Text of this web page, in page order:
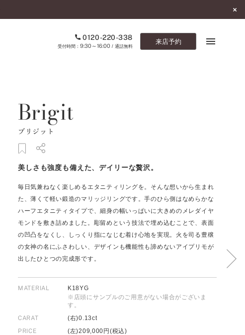
0120-220-338
9:30～16:00/ 通話無料
来店予約
0120-220-338
カタログ請求
お問い合わせ
Brigit
ブリジット
美しさも強度も備えた、デイリーな贅沢。
毎日気兼ねなく楽しめるエタニティリングを。そんな想いから生まれ
た、薄くて軽い鍛造のマリッジリングです。手のひら側はなめらかな
ハーフエタニティタイプで、細身の幅いっぱいに大きめのメレダイヤ
モンドを敷き詰めました。彫留めという技法で埋め込むことで、表面
の凹凸をなくし、しっくり指になじむ着け心地を実現。火を司る豊穣
の女神の名にふさわしい、デザインも機能性も諦めないアイプリモが
出したひとつの完成形です。
MATERIAL
K18YG
※店頭にサンプルのご用意がない場合がございま
す。
CARAT
(右)0.13ct
PRICE
(左)209,000円(税込)